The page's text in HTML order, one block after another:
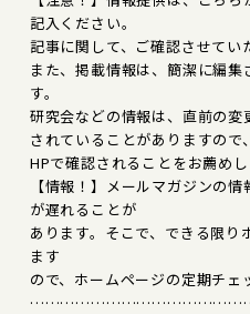
記入ください。
記事に関して、ご確認させてい
また、掲載情報は、簡潔に編
す。
研究会などの情報は、直前の
されていることがありますの
HPで確認されることをお薦めし
【情報！】メールマガジンの
が遅れることが
あります。そこで、できる限
ます
ので、ホームページの定期チェ